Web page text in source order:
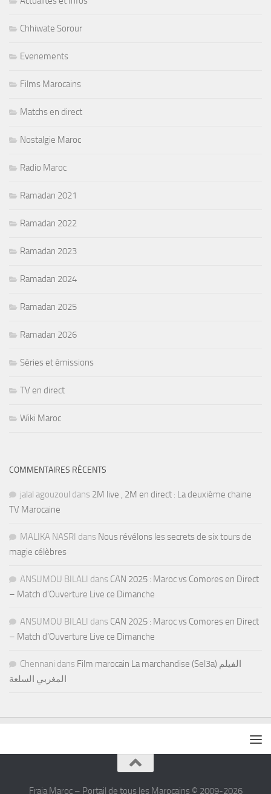
Chhiwate Sorour
Evenements
Films Marocains
Matchs en direct
Nostalgie Maroc
Radio Maroc
Ramadan 2021
Ramadan 2022
Ramadan 2023
Ramadan 2024
Ramadan 2025
Ramadan 2026
Séries et émissions
TV en direct
Wiki Maroc
COMMENTAIRES RÉCENTS
jalal agouzoul dans 2M live , 2M en direct : La deuxième chaine
TV Marocaine
MALIKA NASRI dans Nous révélons les secrets de six tours de
magie célèbres
ANSUMOU BILALI dans CAN 2025 : Maroc vs Comores en Direct
– Match d’Ouverture Live ce Dimanche
ANSUMOU BILALI dans CAN 2025 : Maroc vs Comores en Direct
– Match d’Ouverture Live ce Dimanche
Chennani dans Film marocain La marchandise (Sel3a) الفيلم
المغربي السلعة
Fraja Maroc – Portail de tous les Marocains © 2009-2026